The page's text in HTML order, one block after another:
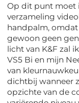
Op dit punt moet
verzameling
handpalm, omdat
gewoon geen
licht van K&F zal
VS5 Bi en mijn
van
dichtbij wanneer
opzichte van de